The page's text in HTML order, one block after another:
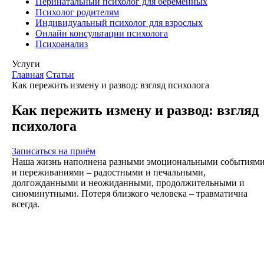
Психолог родителям
Индивидуальный психолог для взрослых
Онлайн консультации психолога
Психоанализ
Услуги
Главная Статьи
Как пережить измену и развод: взгляд психолога
Как пережить измену и развод: взгляд
психолога
Записаться на приём
Наша жизнь наполнена разными эмоциональными
и переживаниями – радостными и печальными,
долгожданными и неожиданными, продолжительными и
сиюминутными. Потеря близкого человека – травматична
всегда.